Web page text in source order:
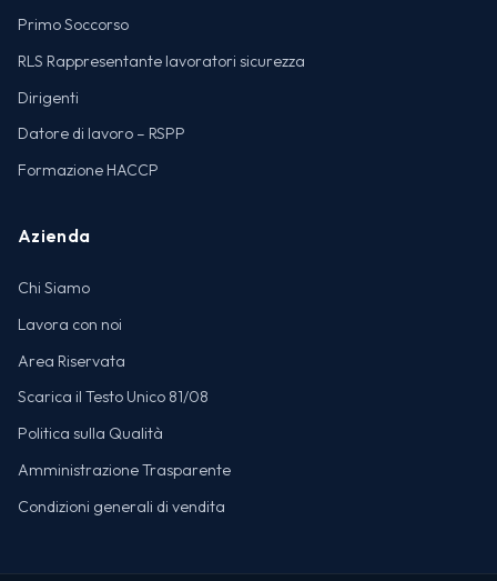
Primo Soccorso
RLS Rappresentante lavoratori sicurezza
Dirigenti
Datore di lavoro – RSPP
Formazione HACCP
Azienda
Chi Siamo
Lavora con noi
Area Riservata
Scarica il Testo Unico 81/08
Politica sulla Qualità
Amministrazione Trasparente
Condizioni generali di vendita